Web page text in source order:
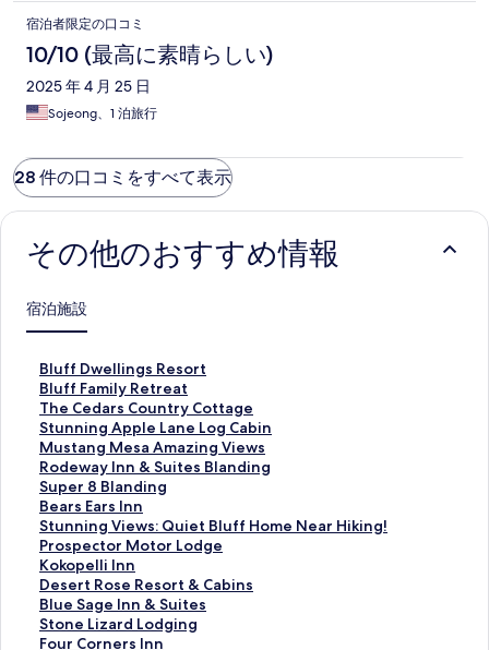
宿泊者限定の口コミ
10/10 (最高に素晴らしい)
2025 年 4 月 25 日
Sojeong、1 泊旅行
28 件の口コミをすべて表示
その他のおすすめ情報
宿泊施設
Bluff Dwellings Resort
B
l
u
f
f
D
w
e
l
l
i
n
g
s
R
Bluff Family Retreat
B
l
u
f
f
F
a
m
i
l
y
R
e
t
The Cedars Country Cottage
T
h
e
C
e
d
a
r
s
C
o
u
n
Stunning Apple Lane Log Cabin
S
t
u
n
n
i
n
g
A
p
p
l
Mustang Mesa Amazing Views
M
u
s
t
a
n
g
M
e
s
a
Rodeway Inn & Suites Blanding
R
o
d
e
w
a
y
I
n
n
Super 8 Blanding
S
u
p
e
r
8
B
l
a
Bears Ears Inn
B
e
a
r
s
E
a
r
Stunning Views: Quiet Bluff Home Near Hiking!
S
t
u
n
n
i
n
Prospector Motor Lodge
P
r
o
s
p
e
Kokopelli Inn
K
o
k
o
p
Desert Rose Resort & Cabins
D
e
s
e
Blue Sage Inn & Suites
B
l
u
Stone Lizard Lodging
S
tFour Corners Inn
F